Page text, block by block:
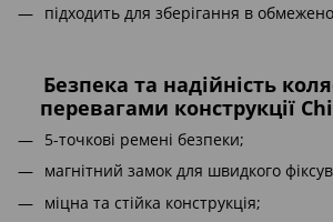
підходить для зберігання в
Безпека та надійність
перевагами конструкції
5-точкові ремені безпеки;
магнітний замок для швидкого
міцна та стійка конструкція;